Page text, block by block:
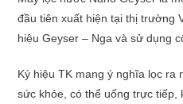
đầu tiên xuất hiện tại thị trường
hiệu Geyser – Nga và sử dụng
Ký hiệu TK mang ý nghĩa lọc ra
sức khỏe, có thể uống trực tiếp,